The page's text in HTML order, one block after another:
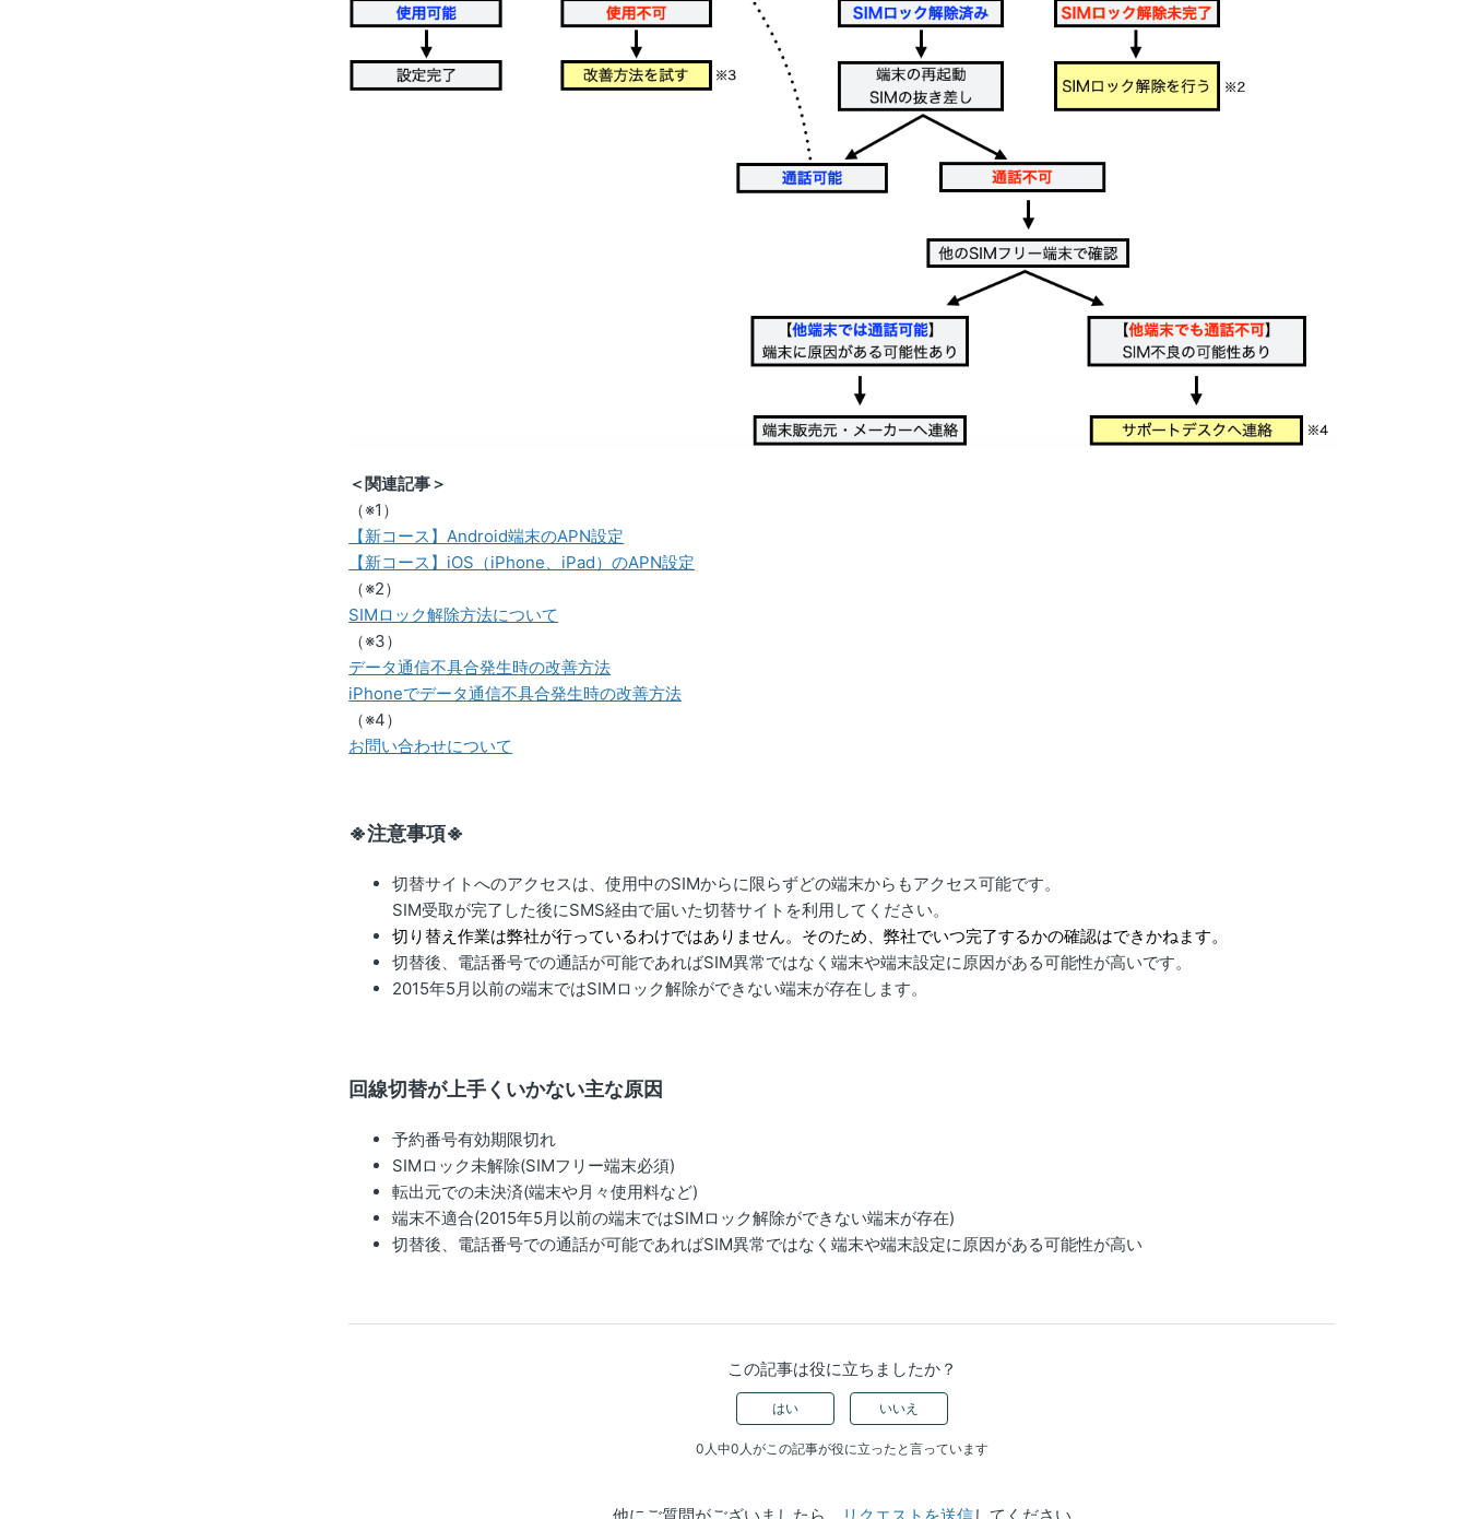
＜関連記事＞
（※1）
【新コース】Android端末のAPN設定
【新コース】iOS（iPhone、iPad）のAPN設定
（※2）
SIMロック解除方法について
（※3）
データ通信不具合発生時の改善方法
iPhoneでデータ通信不具合発生時の改善方法
（※4）
お問い合わせについて
※注意事項※
切替サイトへのアクセスは、使用中のSIMからに限らずどの端末からもアクセス可能です。
SIM受取が完了した後にSMS経由で届いた切替サイトを利用してください。
切り替え作業は弊社が行っているわけではありません。そのため、弊社でいつ完了するかの確認はできかねます。
切替後、電話番号での通話が可能であればSIM異常ではなく端末や端末設定に原因がある可能性が高いです。
2015年5月以前の端末ではSIMロック解除ができない端末が存在します。
回線切替が上手くいかない主な原因
予約番号有効期限切れ
SIMロック未解除(SIMフリー端末必須)
転出元での未決済(端末や月々使用料など)
端末不適合(2015年5月以前の端末ではSIMロック解除ができない端末が存在)
切替後、電話番号での通話が可能であればSIM異常ではなく端末や端末設定に原因がある可能性が高い
この記事は役に立ちましたか？
はい いいえ
0人中0人がこの記事が役に立ったと言っています